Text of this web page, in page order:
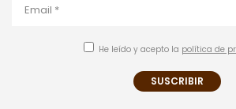
He leído y acepto la política de